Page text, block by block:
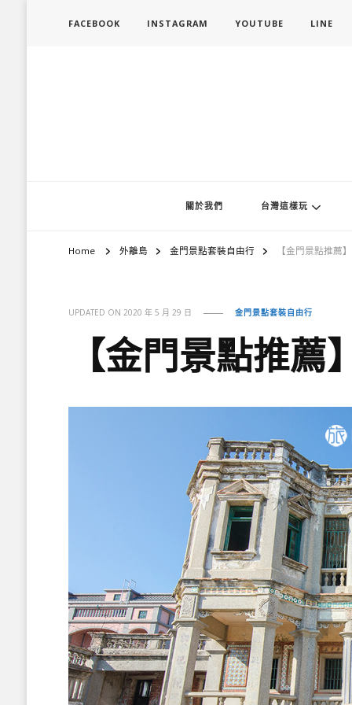
FACEBOOK INSTAGRAM YOUTUBE LINE
關於我們 台灣這樣玩
Home 外離島 金門景點套裝自由行 【金門景點推薦
UPDATED ON 2020 年 5 月 29 日 金門景點套裝自由行
【金門景點推薦